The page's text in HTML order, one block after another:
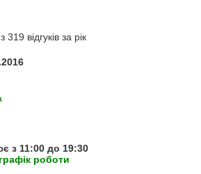
відгуків за рік
з 11:00 до 19:30
роботи